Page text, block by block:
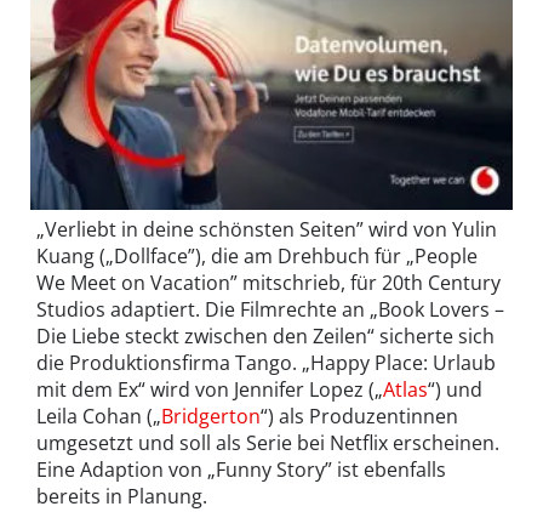
„Verliebt in deine schönsten Seiten” wird von Yulin
Kuang („Dollface”), die am Drehbuch für „People
We Meet on Vacation” mitschrieb, für 20th Century
Studios adaptiert. Die Filmrechte an „Book Lovers –
Die Liebe steckt zwischen den Zeilen“ sicherte sich
die Produktionsfirma Tango. „Happy Place: Urlaub
mit dem Ex“ wird von Jennifer Lopez („Atlas“) und
Leila Cohan („Bridgerton“) als Produzentinnen
umgesetzt und soll als Serie bei Netflix erscheinen.
Eine Adaption von „Funny Story” ist ebenfalls
bereits in Planung.